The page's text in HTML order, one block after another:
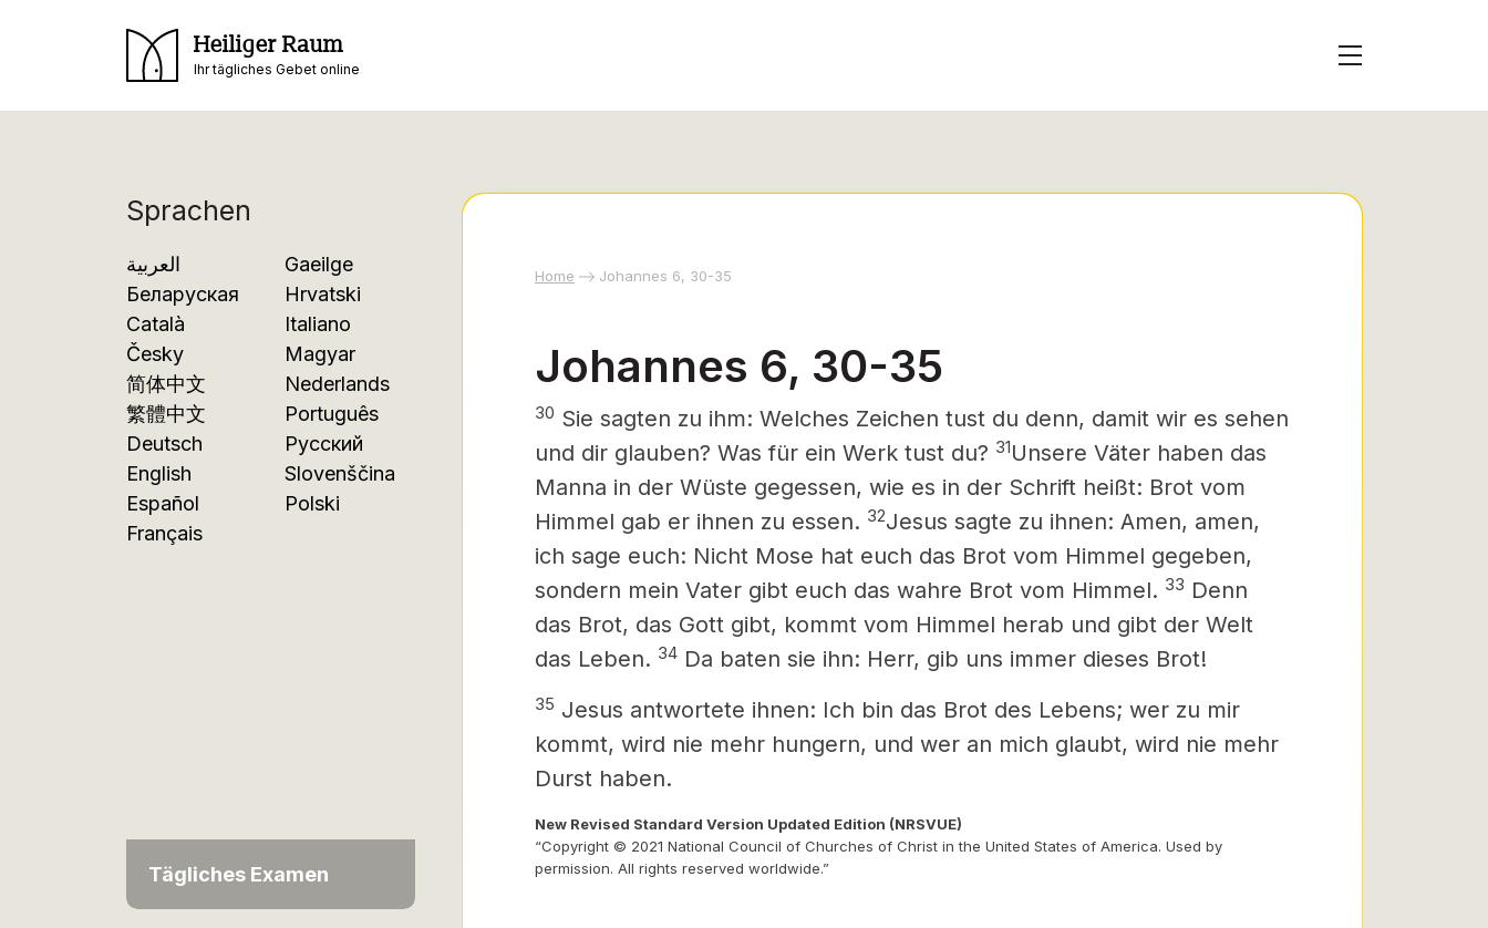
Heiliger Raum
Ihr tägliches Gebet online
Sprachen
العربية
Беларуская
Català
Česky
简体中文
繁體中文
Deutsch
English
Español
Français
Gaeilge
Hrvatski
Italiano
Magyar
Nederlands
Português
Русский
Slovenščina
Polski
Tägliches Examen
Home Johannes 6, 30-35
Johannes 6, 30-35
30 Sie sagten zu ihm: Welches Zeichen tust du denn, damit wir es sehen
und dir glauben? Was für ein Werk tust du? 31Unsere Väter haben das
Manna in der Wüste gegessen, wie es in der Schrift heißt: Brot vom
Himmel gab er ihnen zu essen. 32Jesus sagte zu ihnen: Amen, amen,
ich sage euch: Nicht Mose hat euch das Brot vom Himmel gegeben,
sondern mein Vater gibt euch das wahre Brot vom Himmel. 33 Denn
das Brot, das Gott gibt, kommt vom Himmel herab und gibt der Welt
das Leben. 34 Da baten sie ihn: Herr, gib uns immer dieses Brot!
35 Jesus antwortete ihnen: Ich bin das Brot des Lebens; wer zu mir
kommt, wird nie mehr hungern, und wer an mich glaubt, wird nie mehr
Durst haben.
New Revised Standard Version Updated Edition (NRSVUE)
“Copyright © 2021 National Council of Churches of Christ in the United States of America. Used by
permission. All rights reserved worldwide.”